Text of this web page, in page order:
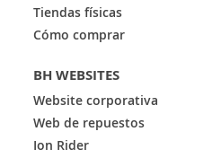
Tiendas físicas
Cómo comprar
BH WEBSITES
Website corporativa
Web de repuestos
Ion Rider